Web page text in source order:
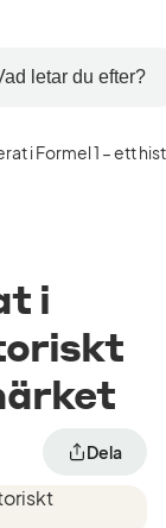
Logga
in
i Formel 1 – ett
i
Dela